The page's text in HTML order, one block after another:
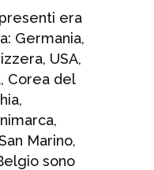
era
Germania,
USA,
Corea del
Marino,
sono